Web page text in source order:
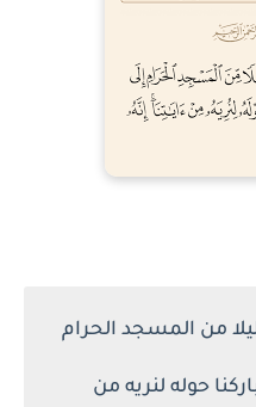
من المسجد الحرام
حوله لنريه من